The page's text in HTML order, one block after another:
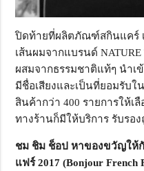
ปิดท้ายที่ผลิตภัณฑ์สกินแคร์
เส้นผมจากแบรนด์
ผสมจากธรรมชาติแท้ๆ นำเ
มีชื่อเสียงและเป็นที่ยอมรับ
สินค้ากว่า 400 รายการให้เ
ทางร้านก็มีให้บริการ รับรอ
ชม ชิม ช็อป หาของขวัญให้
แฟร์ 2017 (Bonjour French